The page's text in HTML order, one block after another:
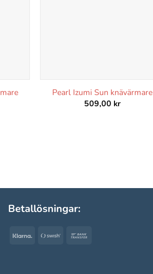
Pearl Izumi Sun knävärmare
509,00 kr
Betallösningar:
Klarna Swish